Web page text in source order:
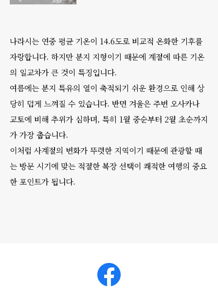
나라시는 연중 평균 기온이 14.6도로 비교적 온화한 기후를
자랑합니다. 하지만 분지 지형이기 때문에 계절에 따른 기온
의 일교차가 큰 것이 특징입니다.
여름에는 분지 특유의 열이 축적되기 쉬운 환경으로 인해 상
당히 덥게 느껴질 수 있습니다. 반면 겨울은 주변 오사카나
교토에 비해 추위가 심하며, 특히 1월 중순부터 2월 초순까지
가 가장 춥습니다.
이처럼 사계절의 변화가 뚜렷한 지역이기 때문에 관광할 때
는 방문 시기에 맞는 적절한 복장 선택이 쾌적한 여행의 중요
한 포인트가 됩니다.